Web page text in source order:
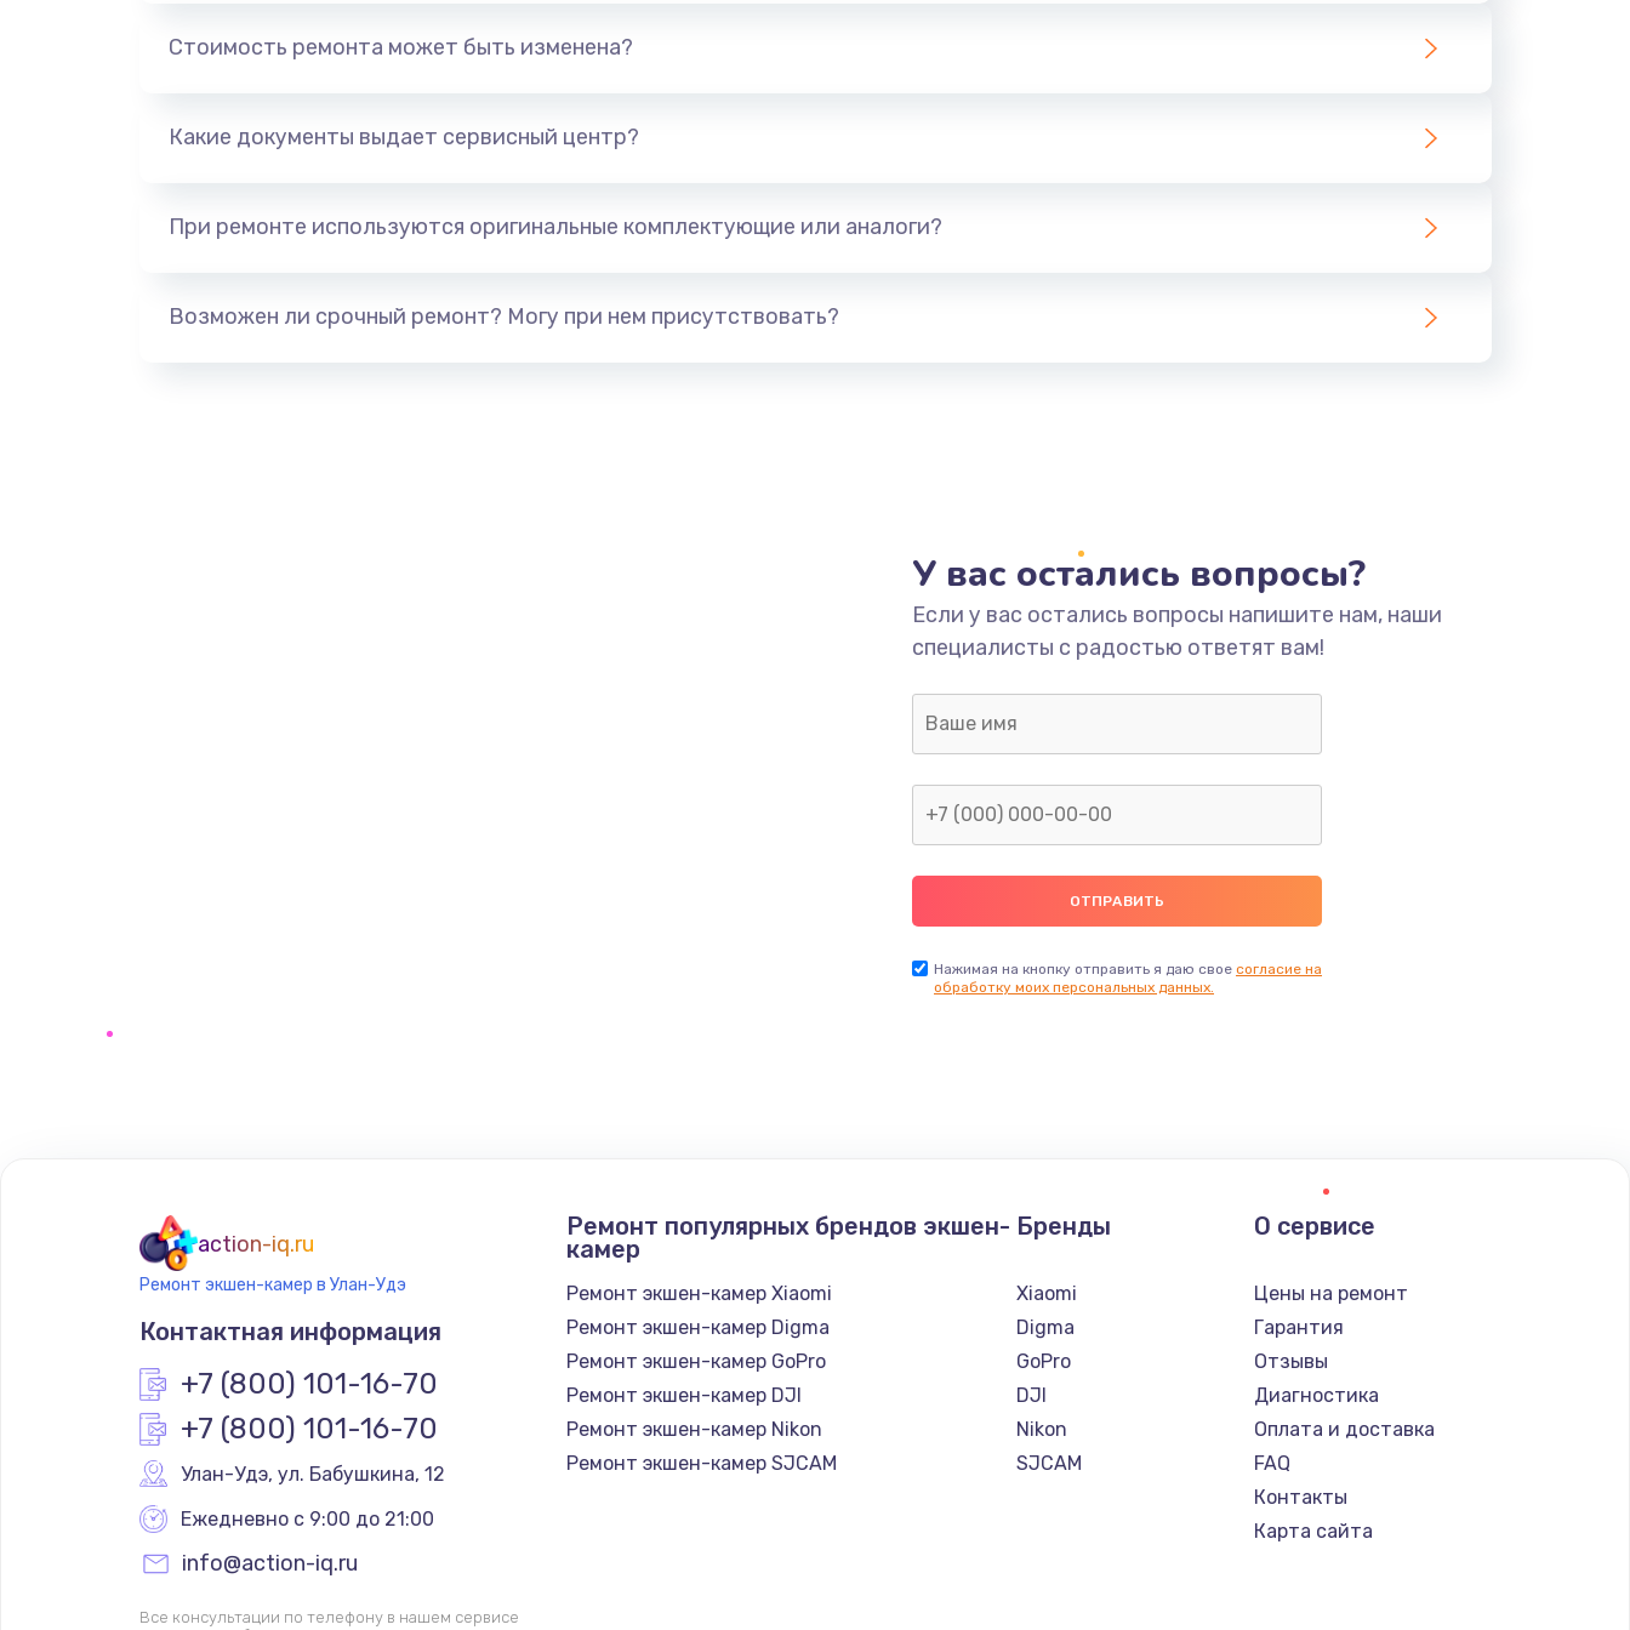
Замена датчиков управления, высоты,
Стоимость ремонта может быть изменена?
Какие документы выдает сервисный центр?
При ремонте используются оригинальные комплектующие или аналоги?
Возможен ли срочный ремонт? Могу при нем присутствовать?
У вас остались вопросы?
Если у вас остались вопросы напишите нам, наши
специалисты с радостью ответят вам!
Нажимая на кнопку отправить я даю свое согласие на
обработку моих персональных данных.
action-iq.ru
Ремонт экшен-камер в Улан-Удэ
Контактная информация
+7 (800) 101-16-70
+7 (800) 101-16-70
Улан-Удэ, ул. Бабушкина, 12
Ежедневно с 9:00 до 21:00
info@action-iq.ru
Все консультации по телефону в нашем сервисе
Ремонт популярных брендов экшен-
камер
Ремонт экшен-камер Xiaomi
Ремонт экшен-камер Digma
Ремонт экшен-камер GoPro
Ремонт экшен-камер DJI
Ремонт экшен-камер Nikon
Ремонт экшен-камер SJCAM
Бренды
Xiaomi
Digma
GoPro
DJI
Nikon
SJCAM
О сервисе
Цены на ремонт
Гарантия
Отзывы
Диагностика
Оплата и доставка
FAQ
Контакты
Карта сайта